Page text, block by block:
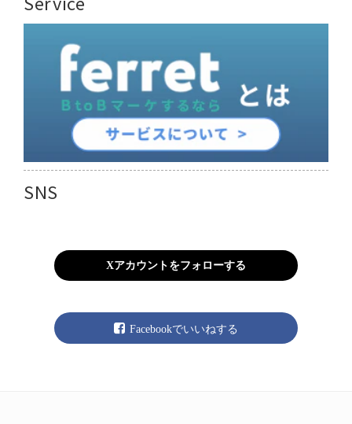
SNS
Xアカウントをフォローする
Facebookでいいねする